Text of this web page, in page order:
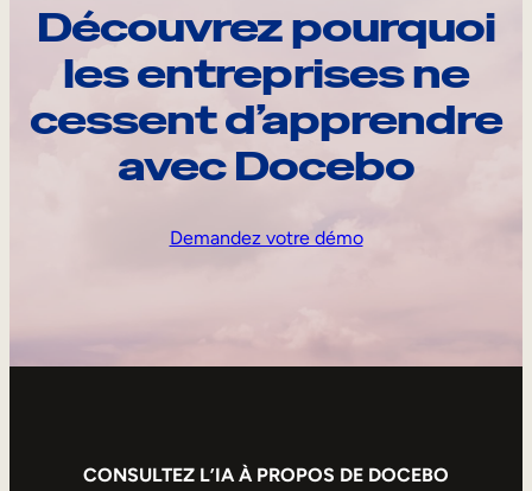
Découvrez pourquoi
les entreprises ne
cessent d’apprendre
avec Docebo
Demandez votre démo
CONSULTEZ L’IA À PROPOS DE DOCEBO